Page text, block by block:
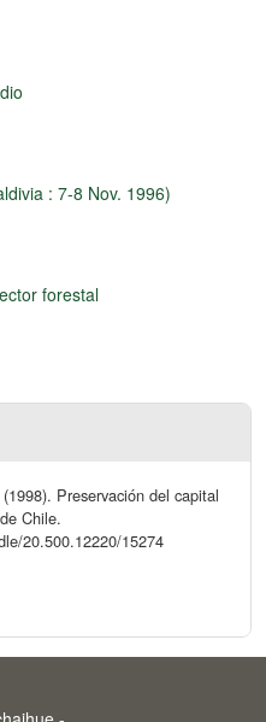
: 7-8 Nov. 1996)
forestal
Preservación del capital
Chile.
20.500.12220/15274